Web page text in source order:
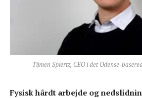
Tijmen Spiertz, CEO i det Odense-
Fysisk hårdt arbejde og